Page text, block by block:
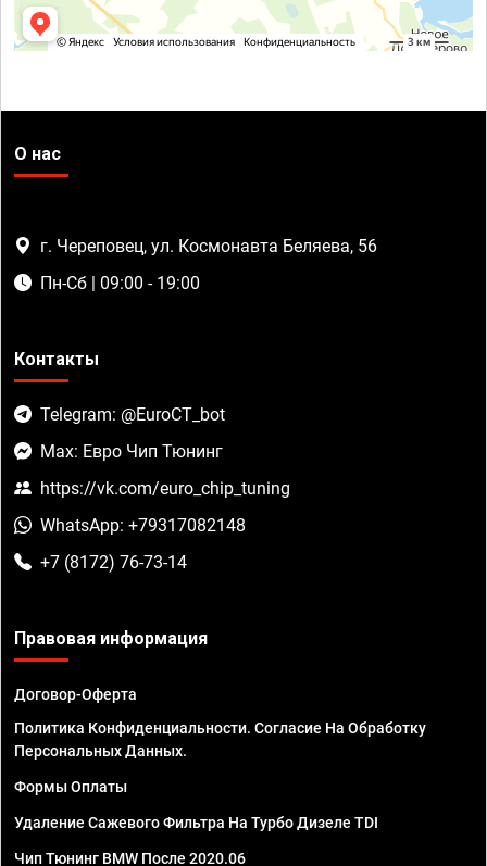
О нас
г. Череповец, ул. Космонавта Беляева, 56
Пн-Сб | 09:00 - 19:00
Контакты
Telegram: @EuroCT_bot
Max: Евро Чип Тюнинг
https://vk.com/euro_chip_tuning
WhatsApp: +79317082148
+7 (8172) 76-73-14
Правовая информация
Договор-Оферта
Политика Конфиденциальности. Согласие На Обработку
Персональных Данных.
Формы Оплаты
Удаление Сажевого Фильтра На Турбо Дизеле TDI
Чип Тюнинг BMW После 2020.06